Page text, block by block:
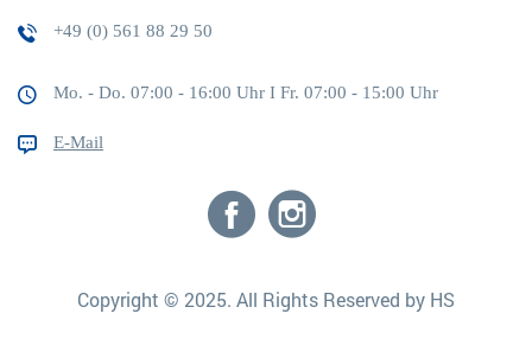
+49 (0) 561 88 29 50
Mo. - Do. 07:00 - 16:00 Uhr I Fr. 07:00 - 15:00 Uhr
E-Mail
Copyright © 2025. All Rights Reserved by HS